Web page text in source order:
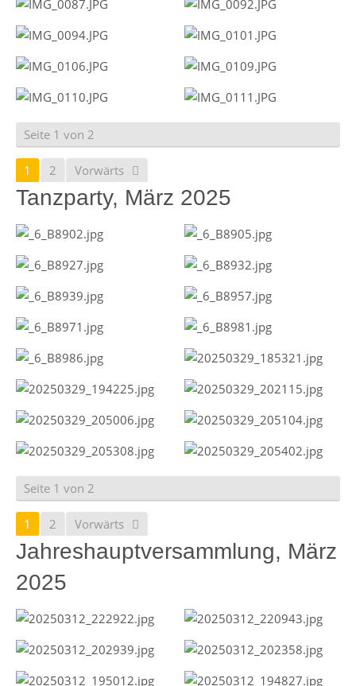
Seite 1 von 2
1 2 Vorwärts
Tanzparty, März 2025
Seite 1 von 2
1 2 Vorwärts
Jahreshauptversammlung, März
2025